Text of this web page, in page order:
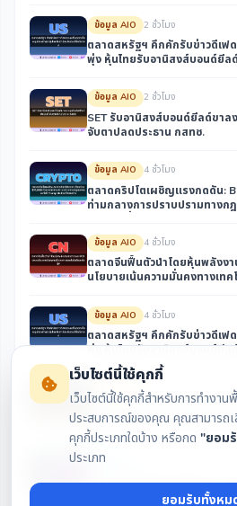
ข้อมูล AIO 2 ชั่วโมง
ตลาดสหรัฐฯ คึกคักรับข่าวดีเฟ
พุ่ง หุ้นไทยรับอานิสงส์บอนด์ยีล
ข้อมูล AIO 2 ชั่วโมง
SET รับอานิสงส์บอนด์ยีลด์ขาล
จับตาปลดประธาน กสทช.
ข้อมูล AIO 4 ชั่วโมง
ตลาดคริปโตเผชิญแรงกดดัน:
ท่ามกลางการปราบปรามทางก
ข้อมูล AIO 4 ชั่วโมง
ตลาดจีนฟื้นตัวนำโดยหุ้นพลังงา
นโยบายเน้นความมั่นคงทางเท
ข้อมูล AIO 4 ชั่วโมง
ตลาดสหรัฐฯ คึกคักรับข่าวดีเฟ
พุ่ง หุ้นไทยรับอานิสงส์บอนด์ยีล
ข้อมูล AIO
SET จับตาแรงหนุนจากทั่วโลก
หนุนกลุ่มโรงไฟฟ้า-ไฟแนนซ์ พร้
ข่าวสาร
SPRIME กำไร Q2/2569 โต
เว็บไซต์นี้ใช้คุกกี้
เว็บไซต์นี้ใช้คุกกี้สำหรับการทำงา
ประสบการณ์ของคุณ คุณสามารถเ
คุกกี้ประเภทใดบ้าง หรือกด "ยอม
ประเภท
ยอมรับทั้งหม